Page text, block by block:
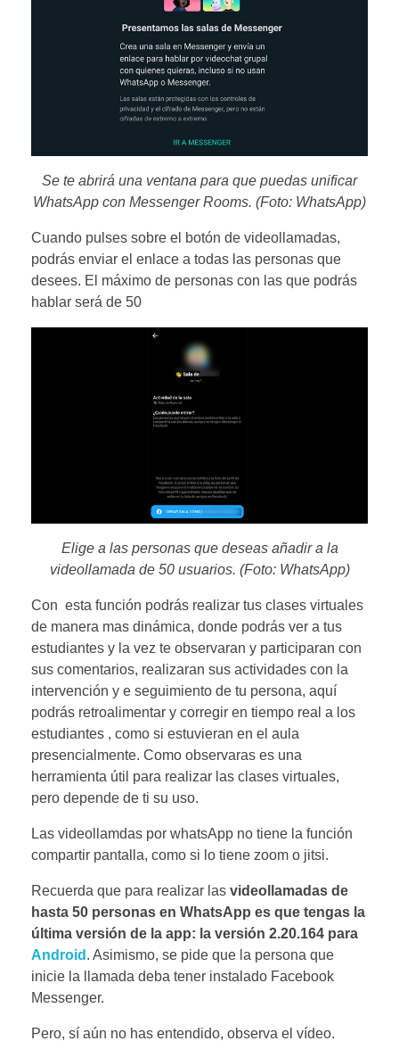
Se te abrirá una ventana para que puedas unificar
WhatsApp con Messenger Rooms. (Foto: WhatsApp)
Cuando pulses sobre el botón de videollamadas,
podrás enviar el enlace a todas las personas que
desees. El máximo de personas con las que podrás
hablar será de 50
Elige a las personas que deseas añadir a la
videollamada de 50 usuarios. (Foto: WhatsApp)
Con esta función podrás realizar tus clases virtuales
de manera mas dinámica, donde podrás ver a tus
estudiantes y la vez te observaran y participaran con
sus comentarios, realizaran sus actividades con la
intervención y e seguimiento de tu persona, aquí
podrás retroalimentar y corregir en tiempo real a los
estudiantes , como si estuvieran en el aula
presencialmente. Como observaras es una
herramienta útil para realizar las clases virtuales,
pero depende de ti su uso.
Las videollamdas por whatsApp no tiene la función
compartir pantalla, como si lo tiene zoom o jitsi.
Recuerda que para realizar las videollamadas de
hasta 50 personas en WhatsApp es que tengas la
última versión de la app: la versión 2.20.164 para
Android . Asimismo, se pide que la persona que
inicie la llamada deba tener instalado Facebook
Messenger.
Pero, sí aún no has entendido, observa el vídeo.